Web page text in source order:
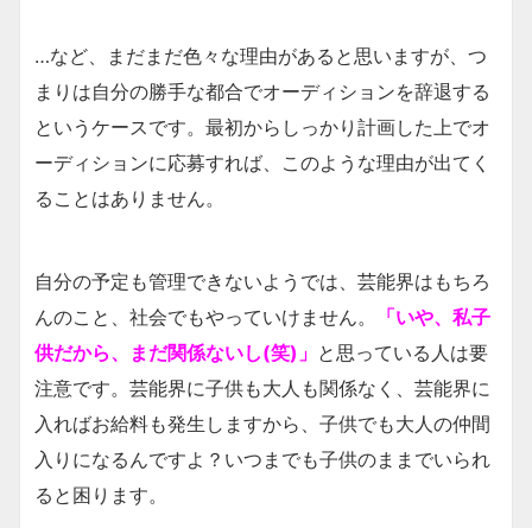
…など、まだまだ色々な理由があると思いますが、つ
まりは自分の勝手な都合でオーディションを辞退する
というケースです。最初からしっかり計画した上でオ
ーディションに応募すれば、このような理由が出てく
ることはありません。
自分の予定も管理できないようでは、芸能界はもちろ
んのこと、社会でもやっていけません。
「いや、私子
供だから、まだ関係ないし(笑)」 と思っている人は要
注意です。芸能界に子供も大人も関係なく、芸能界に
入ればお給料も発生しますから、子供でも大人の仲間
入りになるんですよ？いつまでも子供のままでいられ
ると困ります。